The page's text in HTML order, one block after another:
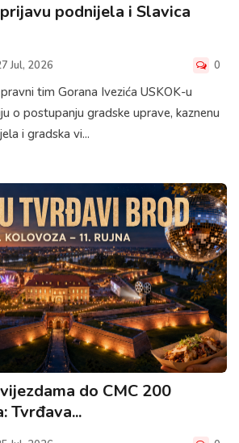
podnijela i Slavica
Jul, 2026 0
tim Gorana Ivezića USKOK-u
o postupanju gradske uprave, kaznenu
i gradska vi...
do CMC 200
Tvrđava...